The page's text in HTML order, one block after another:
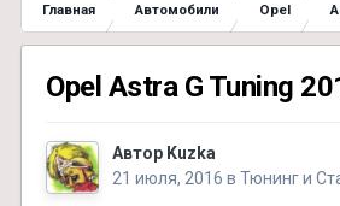
Главная Автомобили Opel
Opel Astra G Tuning
Автор Kuzka
21 июля, 2016 в Тюнинг и